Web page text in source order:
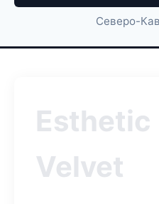
Северо-
Esthetic
Velvet